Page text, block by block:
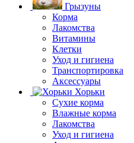
Грызуны
Корма
Лакомства
Витамины
Клетки
Уход и гигиена
Транспортировка
Аксессуары
Хорьки
Сухие корма
Влажные корма
Лакомства
Уход и гигиена